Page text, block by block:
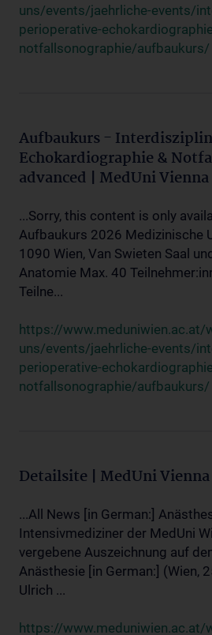
uns/events/jaehrliche-events/
perioperative-
notfallsonographie/aufbaukurs/
Aufbaukurs -
Echokardiographie &
advanced | MedUni Vienna
...Sorry, this content is only
Aufbaukurs 2026 Medizinische
1090 Wien, Van Swieten Saal
Anatomie Max. 40
Teilne...
https://www.meduniwien.ac.at/
uns/events/jaehrliche-events/
perioperative-
notfallsonographie/aufbaukurs/
Detailsite | MedUni Vienna
...All News [in German:]
Intensivmediziner der MedUni
vergebene Auszeichnung auf
Anästhesie [in German:] (Wien,
Ulrich ...
https://www.meduniwien.ac.at/